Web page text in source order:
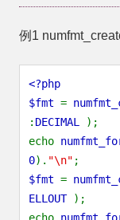
例1
<?php
$fmt =
: DECIMAL
);
echo
0). "\n" ;
$fmt =
ELLOUT );